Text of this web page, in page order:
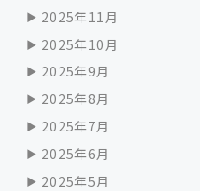
2025年11月
2025年10月
2025年9月
2025年8月
2025年7月
2025年6月
2025年5月